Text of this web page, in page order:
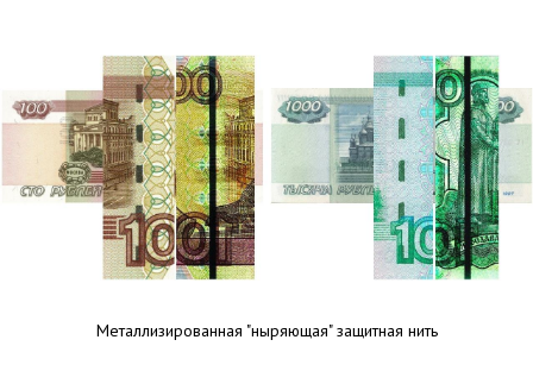
Металлизированная "ныряющая" защитная нить